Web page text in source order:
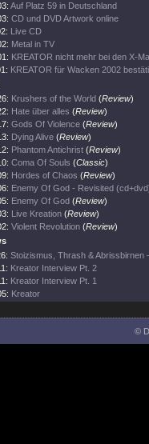
Auf Platz 59 in Deutschland
CD und DVD Artwork online
Live CD
Metal in TV
KREATOR nicht mehr bei den X-
KREATOR für Wacken 2002
Krushers of the World (Review)
Hate über alles (Review)
Gods Of Violence (Review)
Dying Alive (Review)
Phantom Antichrist (Review)
Coma Of Souls (Classic)
Hordes of Chaos (Review)
Enemy Of God - Revisited
Enemy Of God (Review)
Live Kreation (Review)
Violent Revolution (Review)
Stoizismus, Thrash & Abrissbirnen
Kreator Interview Pt. 2
Kreator Interview Pt. 1
Kreator
©